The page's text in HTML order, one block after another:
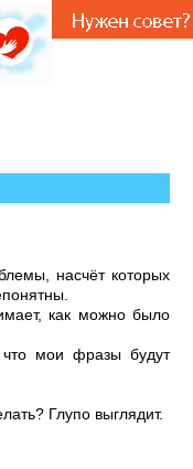
и совете.
насчёт которых
как можно было
мои фразы будут
Глупо выглядит.